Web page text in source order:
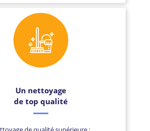
Un nettoyage
de top qualité